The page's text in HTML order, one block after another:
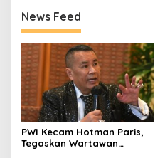
News Feed
PWI Kecam Hotman Paris,
Tegaskan Wartawan